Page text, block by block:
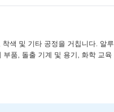
색 및 기타 공정을 거칩니다. 알
품, 돌출 기계 및 용기, 화학 교육